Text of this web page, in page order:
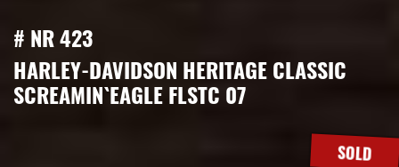
# NR 423
HARLEY-DAVIDSON HERITAGE CLASSIC
SCREAMIN`EAGLE FLSTC 07
SOLD